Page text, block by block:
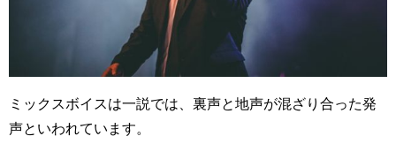
ミックスボイスは一説では、裏声と地声が混ざり合った発
声といわれています。